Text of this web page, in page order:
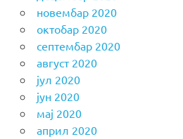
новембар 2020
октобар 2020
септембар 2020
август 2020
јул 2020
јун 2020
мај 2020
април 2020